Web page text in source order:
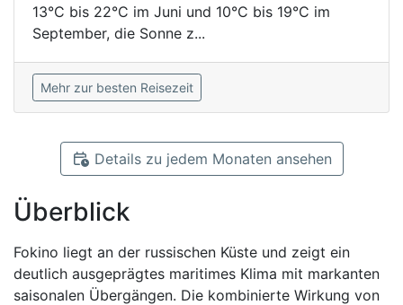
13°C bis 22°C im Juni und 10°C bis 19°C im
September, die Sonne z...
Mehr zur besten Reisezeit
Details zu jedem Monaten ansehen
Überblick
Fokino liegt an der russischen Küste und zeigt ein
deutlich ausgeprägtes maritimes Klima mit markanten
saisonalen Übergängen. Die kombinierte Wirkung von